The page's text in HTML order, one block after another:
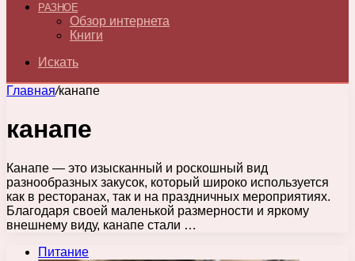
РАЗНОЕ
Обзор интернета
Книги
Искать
Главная/канапе
канапе
Канапе — это изысканный и роскошный вид
разнообразных закусок, который широко используется
как в ресторанах, так и на праздничных мероприятиях.
Благодаря своей маленькой размерности и яркому
внешнему виду, канапе стали …
Питание